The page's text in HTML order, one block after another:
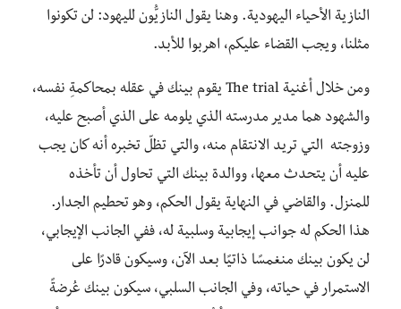
النازية الأحياء اليهودية. وهنا يقول النازيُّون لليهود: لن تكونوا
مثلنا، ويجب القضاء عليكم، اهربوا للأبد.
ومن خلال أغنية The trial يقوم بينك في عقله بمحاكمةِ نفسه،
والشهود هما مدير مدرسته الذي يلومه على الذي أصبح عليه،
وزوجته التي تريد الانتقام منه، والتي تظلّ تخبره أنه كان يجب
عليه أن يتحدث معها، ووالدة بينك التي تحاول أن تأخذه
للمنزل. والقاضي في النهاية يقول الحكم، وهو تحطيم الجدار.
هذا الحكم له جوانب إيجابية وسلبية له، ففي الجانب الإيجابي،
لن يكون بينك منغمسًا ذاتيًا بعد الآن، وسيكون قادرًا على
الاستمرار في حياته، وفي الجانب السلبي، سيكون بينك عُرضةً